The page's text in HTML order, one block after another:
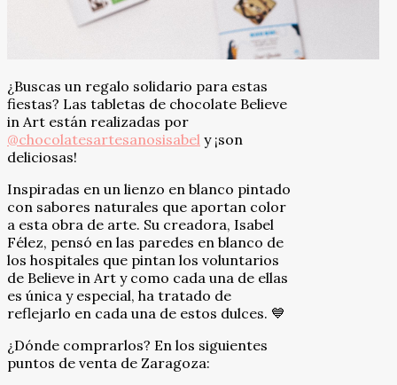
¿Buscas un regalo solidario para estas
fiestas? Las tabletas de chocolate Believe
in Art están realizadas por
@chocolatesartesanosisabel y ¡son
deliciosas!
Inspiradas en un lienzo en blanco pintado
con sabores naturales que aportan color
a esta obra de arte. Su creadora, Isabel
Félez, pensó en las paredes en blanco de
los hospitales que pintan los voluntarios
de Believe in Art y como cada una de ellas
es única y especial, ha tratado de
reflejarlo en cada una de estos dulces. 💙
¿Dónde comprarlos? En los siguientes
puntos de venta de Zaragoza: